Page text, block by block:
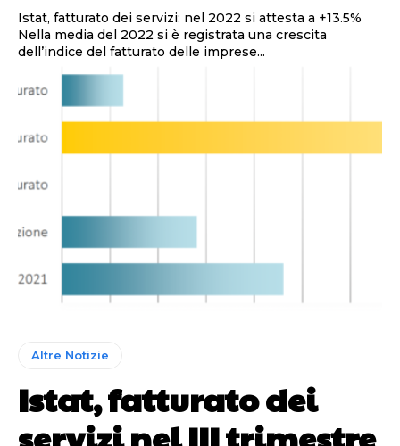
Istat, fatturato dei servizi: nel 2022 si attesta a +13.5%
Nella media del 2022 si è registrata una crescita
dell’indice del fatturato delle imprese...
Altre Notizie
Istat, fatturato dei